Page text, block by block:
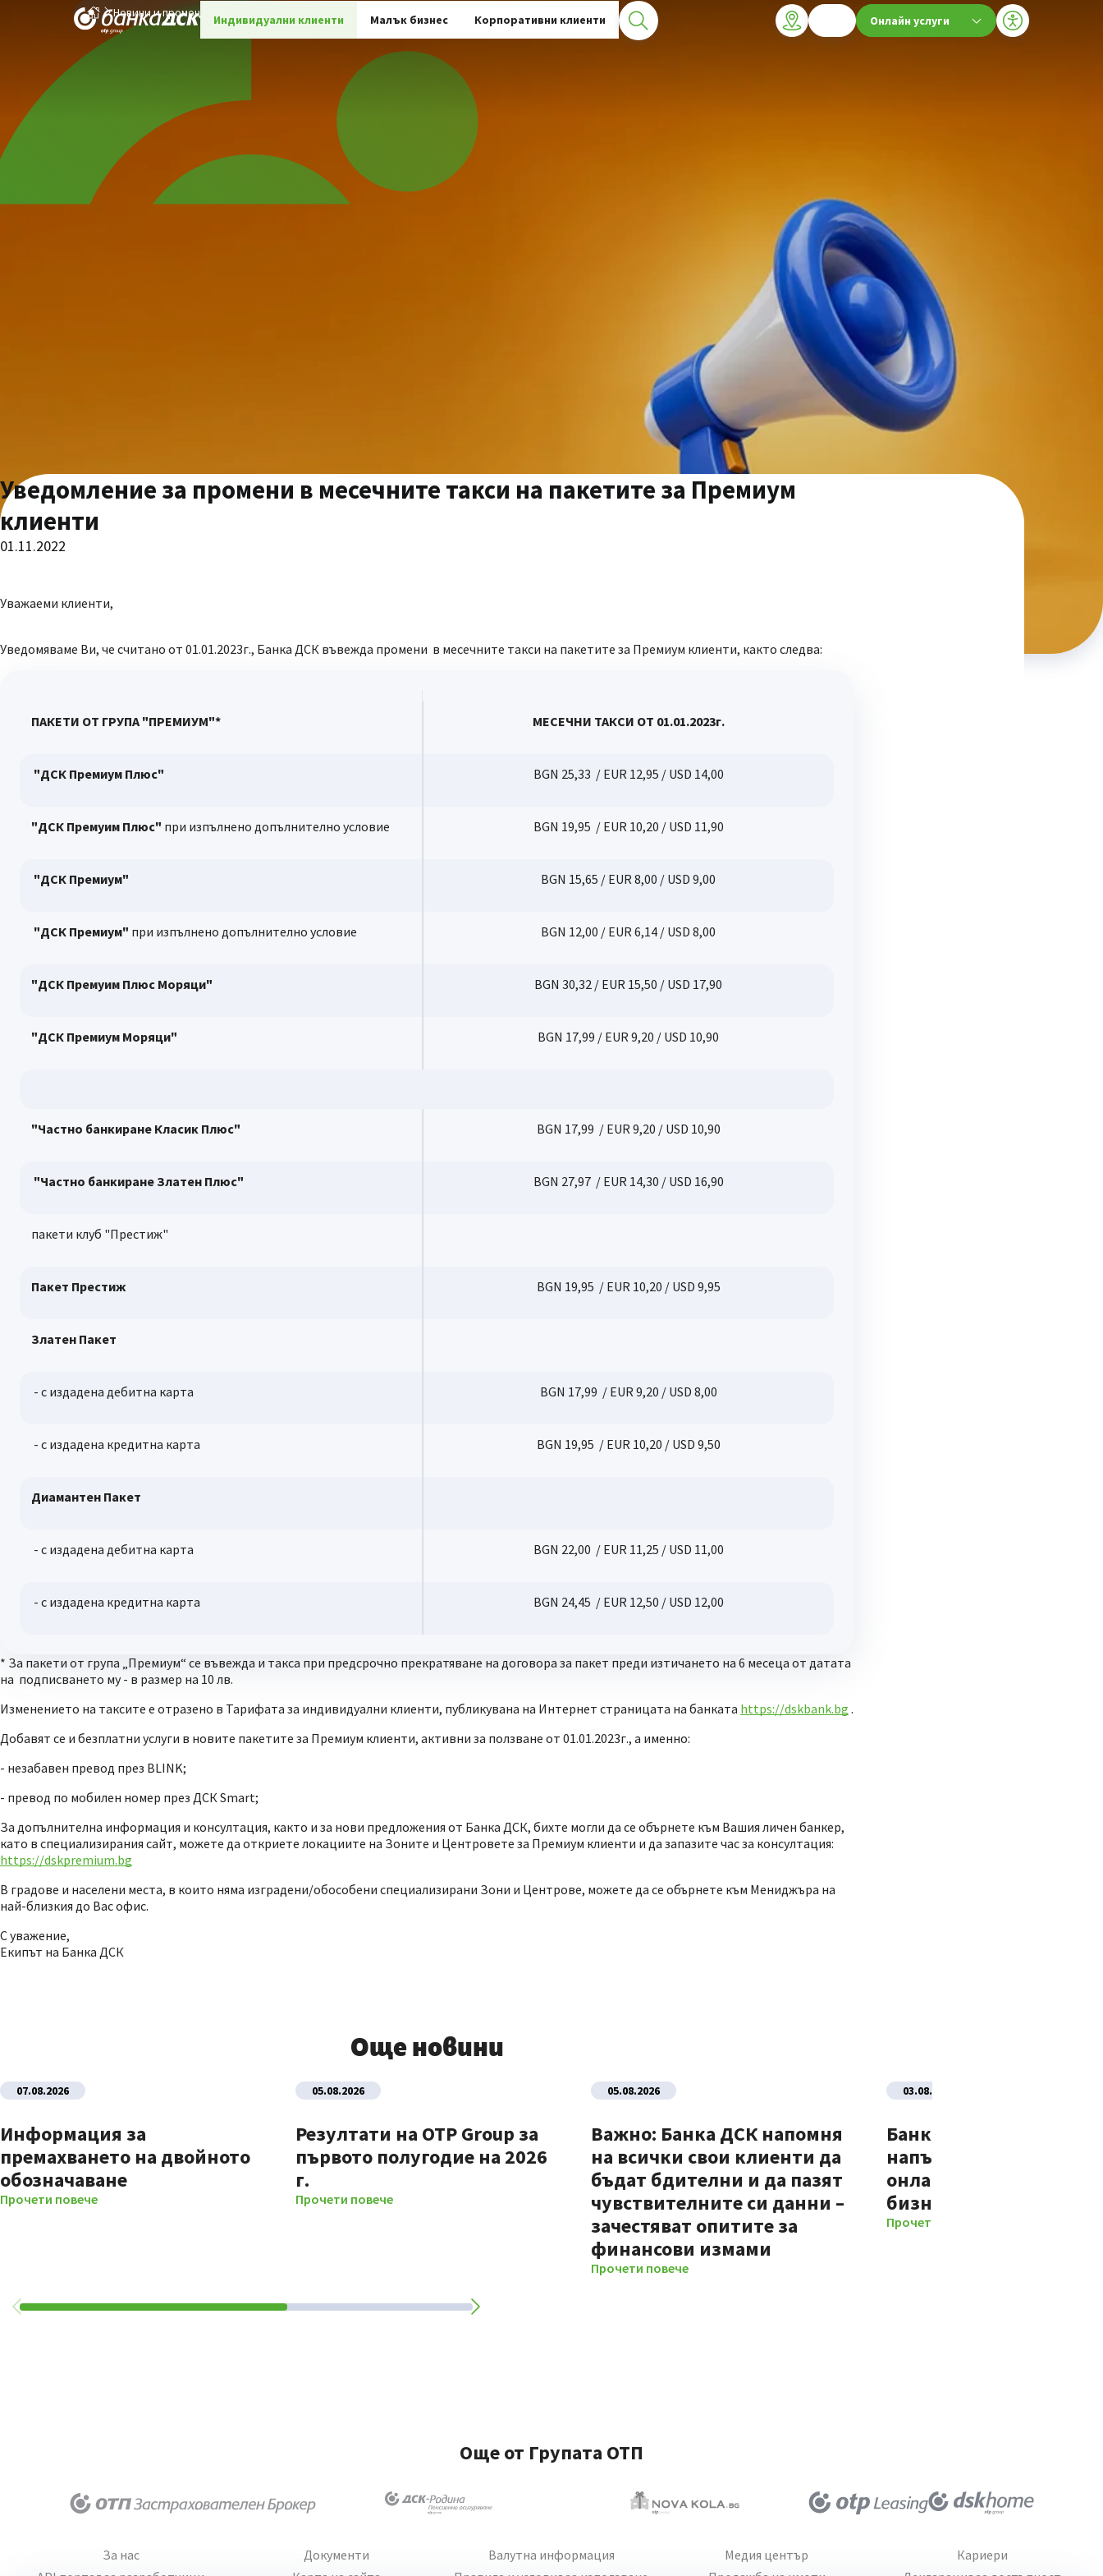
Индивидуални клиенти Малък бизнес Корпоративни клиенти Онлайн услуги
Новини и промоции
Уведомление за промени в месечните такси на пакетите за Премиум
клиенти
01.11.2022
Уважаеми клиенти,
Уведомяваме Ви, че считано от 01.01.2023г., Банка ДСК въвежда промени в месечните такси на пакетите за Премиум клиенти, както следва:
ПАКЕТИ ОТ ГРУПА "ПРЕМИУМ"* МЕСЕЧНИ ТАКСИ ОТ 01.01.2023г.
"ДСК Премиум Плюс" BGN 25,33 / EUR 12,95 / USD 14,00
"ДСК Премуим Плюс" при изпълнено допълнително условие BGN 19,95 / EUR 10,20 / USD 11,90
"ДСК Премиум" BGN 15,65 / EUR 8,00 / USD 9,00
"ДСК Премиум" при изпълнено допълнително условие BGN 12,00 / EUR 6,14 / USD 8,00
"ДСК Премуим Плюс Моряци" BGN 30,32 / EUR 15,50 / USD 17,90
"ДСК Премиум Моряци" BGN 17,99 / EUR 9,20 / USD 10,90
"Частно банкиране Класик Плюс" BGN 17,99 / EUR 9,20 / USD 10,90
"Частно банкиране Златен Плюс" BGN 27,97 / EUR 14,30 / USD 16,90
пакети клуб "Престиж"
Пакет Престиж BGN 19,95 / EUR 10,20 / USD 9,95
Златен Пакет
- с издадена дебитна карта BGN 17,99 / EUR 9,20 / USD 8,00
- с издадена кредитна карта BGN 19,95 / EUR 10,20 / USD 9,50
Диамантен Пакет
- с издадена дебитна карта BGN 22,00 / EUR 11,25 / USD 11,00
- с издадена кредитна карта BGN 24,45 / EUR 12,50 / USD 12,00
* За пакети от група „Премиум“ се въвежда и такса при предсрочно прекратяване на договора за пакет преди изтичането на 6 месеца от датата
на подписването му - в размер на 10 лв.
Изменението на таксите е отразено в Тарифата за индивидуални клиенти, публикувана на Интернет страницата на банката https://dskbank.bg .
Добавят се и безплатни услуги в новите пакетите за Премиум клиенти, активни за ползване от 01.01.2023г., а именно:
- незабавен превод през BLINK;
- превод по мобилен номер през ДСК Smart;
За допълнителна информация и консултация, както и за нови предложения от Банка ДСК, бихте могли да се обърнете към Вашия личен банкер,
като в специализирания сайт, можете да откриете локациите на Зоните и Центровете за Премиум клиенти и да запазите час за консултация:
https://dskpremium.bg
В градове и населени места, в които няма изградени/обособени специализирани Зони и Центрове, можете да се обърнете към Мениджъра на
най-близкия до Вас офис.
С уважение,
Екипът на Банка ДСК
Още новини
07.08.2026
Информация за
премахването на двойното
обозначаване
Прочети повече
05.08.2026
Резултати на OTP Group за
първото полугодие на 2026
г.
Прочети повече
05.08.2026
Важно: Банка ДСК напомня
на всички свои клиенти да
бъдат бдителни и да пазят
чувствителните си данни –
зачестяват опитите за
финансови измами
Прочети повече
03.08.2026
Банка ДСК стартира
напълно
онлайн процес за нови
бизнес клиенти
Прочети повече
Още от Групата ОТП
За нас
Документи
Валутна информация
Медия център
Кариери